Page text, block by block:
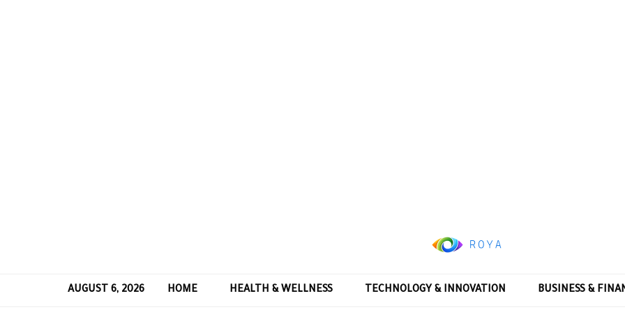
AUGUST 6, 2026 HOME HEALTH & WELLNESS TECHNOLOGY & INNOVATION BUSINESS &